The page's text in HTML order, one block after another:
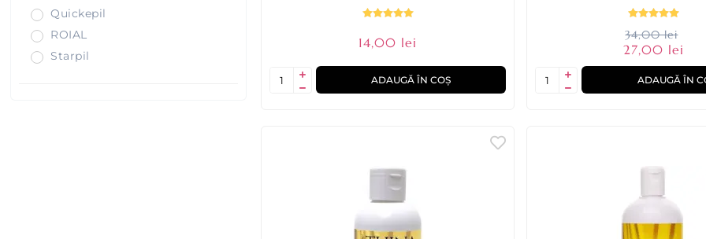
Quickepil
ROIAL
Starpil
14,00 lei
ADAUGĂ ÎN COȘ
34,00 lei
27,00 lei
ADAUGĂ ÎN